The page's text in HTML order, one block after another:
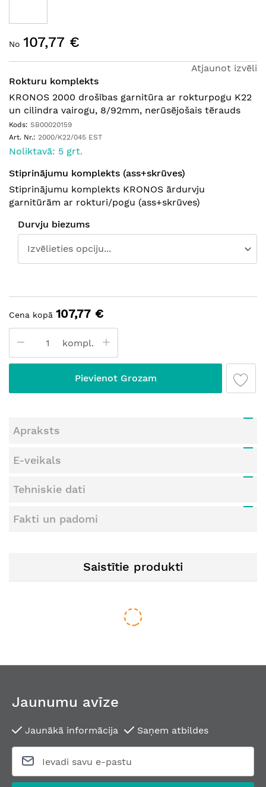
uz
No 107,77 €
Atjaunot izvēli
Rokturu komplekts
KRONOS 2000 drošības garnitūra ar rokturpogu K22
un cilindra vairogu, 8/92mm, nerūsējošais tērauds
Kods: SB00020159
Art. Nr.: 2000/K22/045 EST
Noliktavā: 5 grt.
Stiprinājumu komplekts (ass+skrūves)
Stiprinājumu komplekts KRONOS ārdurvju
garnitūrām ar rokturi/pogu (ass+skrūves)
Durvju biezums
Cena kopā 107,77 €
kompl.
Pievienot Grozam
Apraksts
E-veikals
Tehniskie dati
Fakti un padomi
Saistītie produkti
ALUMĪNIJA drošības rokturi ar CILINDRA VAIROGU profilrāmju
No 58,81 €
Jaunumu avīze
Jaunākā informācija Saņem atbildes